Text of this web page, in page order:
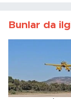
Bunlar da